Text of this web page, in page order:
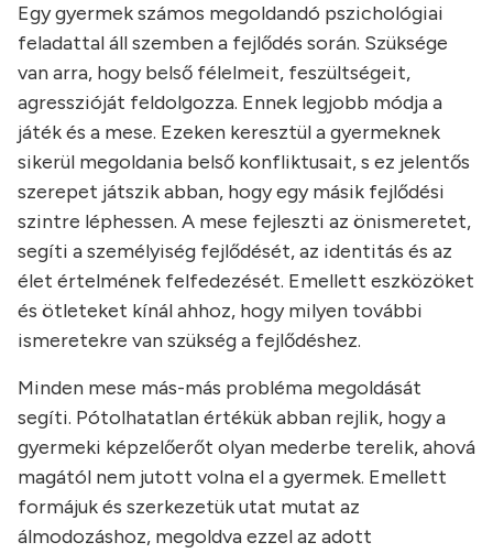
Egy gyermek számos megoldandó pszichológiai
feladattal áll szemben a fejlődés során. Szüksége
van arra, hogy belső félelmeit, feszültségeit,
agresszióját feldolgozza. Ennek legjobb módja a
játék és a mese. Ezeken keresztül a gyermeknek
sikerül megoldania belső konfliktusait, s ez jelentős
szerepet játszik abban, hogy egy másik fejlődési
szintre léphessen. A mese fejleszti az önismeretet,
segíti a személyiség fejlődését, az identitás és az
élet értelmének felfedezését. Emellett eszközöket
és ötleteket kínál ahhoz, hogy milyen további
ismeretekre van szükség a fejlődéshez.
Minden mese más-más probléma megoldását
segíti. Pótolhatatlan értékük abban rejlik, hogy a
gyermeki képzelőerőt olyan mederbe terelik, ahová
magától nem jutott volna el a gyermek. Emellett
formájuk és szerkezetük utat mutat az
álmodozáshoz, megoldva ezzel az adott